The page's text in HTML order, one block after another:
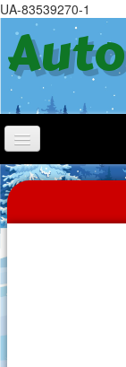
UA-83539270-1
Accueil
Chiens à